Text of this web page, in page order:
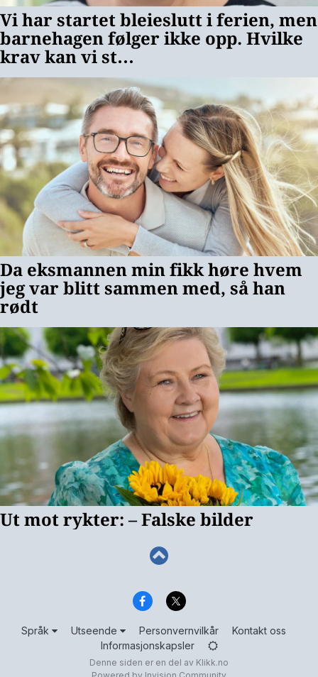
Språk Utseende Personvernvilkår
Kontakt oss
Informasjonskapsler
Denne siden er en del av Klikk.no